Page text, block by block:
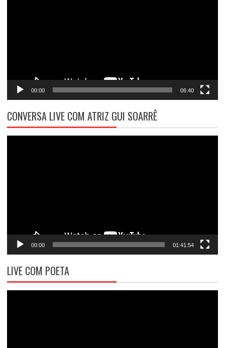
00:00 06:40
CONVERSA LIVE COM ATRIZ GUI SOARRÊ
00:00 01:41:54
LIVE COM POETA